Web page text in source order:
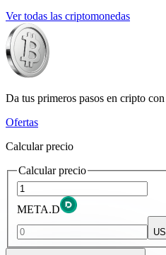
Ver todas las criptomonedas
Da tus primeros pasos en cripto
Ofertas
Calcular precio
Calcular precio
META.D